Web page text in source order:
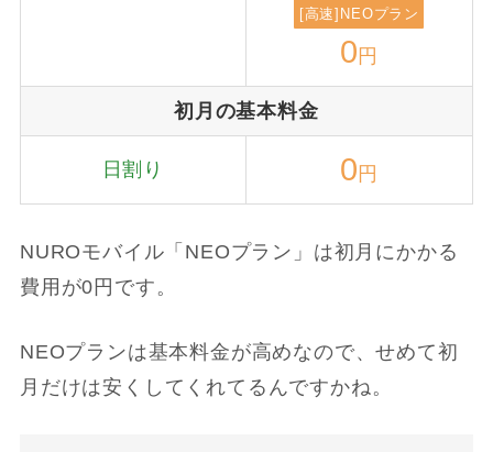
[高速]NEOプラン
0 円
初月の基本料金
日割り 0 円
NUROモバイル「NEOプラン」は初月にかかる
費用が0円です。
NEOプランは基本料金が高めなので、せめて初
月だけは安くしてくれてるんですかね。